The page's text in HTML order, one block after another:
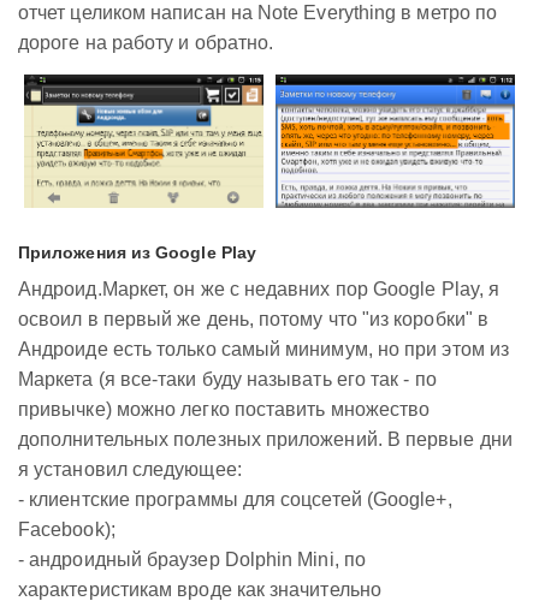
отчет целиком написан на Note Everything в метро по
дороге на работу и обратно.
Приложения из Google Play
Андроид.Маркет, он же с недавних пор Google Play, я
освоил в первый же день, потому что "из коробки" в
Андроиде есть только самый минимум, но при этом из
Маркета (я все-таки буду называть его так - по
привычке) можно легко поставить множество
дополнительных полезных приложений. В первые дни
я установил следующее:
- клиентские программы для соцсетей (Google+,
Facebook);
- андроидный браузер Dolphin Mini, по
характеристикам вроде как значительно